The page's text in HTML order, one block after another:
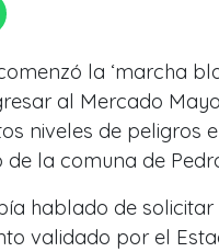
la ‘marcha
al Mercado
niveles de peligros
de la comuna de
hablado de
validado por el